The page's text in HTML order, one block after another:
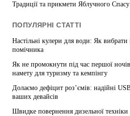
Традиції та прикмети Яблучного Спасу
ПОПУЛЯРНІ СТАТТІ
Настільні кулери для води: Як вибрати
помічника
Як не промокнути під час першої
намету для туризму та кемпінгу
Долаємо дефіцит роз’ємів: надійні
ваших девайсів
Швидке повернення дизельної